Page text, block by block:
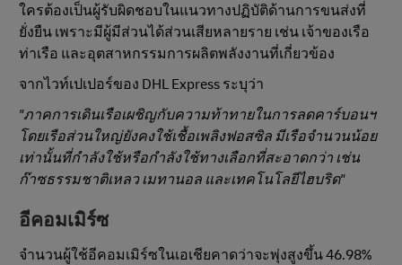
ใครต้องเป็นผู้รับผิดชอบในแนวทางปฏิบัติด้านการขนส่งที่
ยั่งยืน เพราะมีผู้มีส่วนได้ส่วนเสียหลายราย เช่น เจ้าของเรือ
ท่าเรือ และอุตสาหกรรมการผลิตพลังงานที่เกี่ยวข้อง
จากไวท์เปเปอร์ของ DHL Express ระบุว่า
"ภาคการเดินเรือเผชิญกับความท้าทายในการลดคาร์บอนฯ
โดยเรือส่วนใหญ่ยังคงใช้เชื้อเพลิงฟอสซิล มีเรือจำนวนน้อย
เท่านั้นที่กําลังใช้หรือกําลังใช้ทางเลือกที่สะอาดกว่า เช่น
ก๊าซธรรมชาติเหลว เมทานอล และเทคโนโลยีไฮบริด"
อีคอมเมิร์ซ
จํานวนผู้ใช้อีคอมเมิร์ซในเอเชียคาดว่าจะพุ่งสูงขึ้น 46.98%